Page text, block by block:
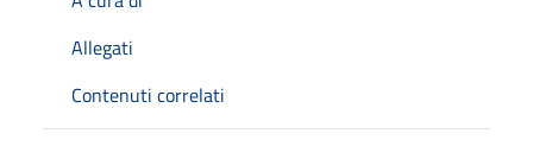
Allegati
Contenuti correlati